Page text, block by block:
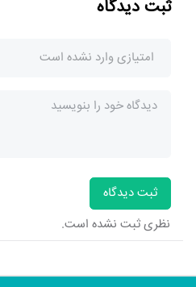
ثبت دیدگاه
امتیازی وارد نشده است
★★★☆☆ (3/5)
★★☆☆☆ (2/5)
★☆☆☆☆ (1/5)
ثبت دیدگاه
نظری ثبت نشده است.